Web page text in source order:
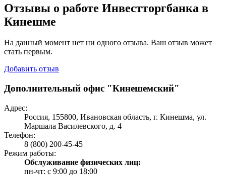
Отзывы о работе Инвестторгбанка в
Кинешме
На данный момент нет ни одного отзыва. Ваш отзыв может
стать первым.
Добавить отзыв
Дополнительный офис "Кинешемский"
Адрес:
Россия, 155800, Ивановская область, г. Кинешма, ул.
Маршала Василевского, д. 4
Телефон:
8 (800) 200-45-45
Режим работы:
Обслуживание физических лиц:
пн-чт: с 9:00 до 18:00